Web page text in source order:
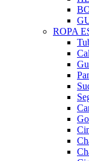
ROPA